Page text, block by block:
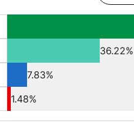
36.22%
7.83%
1.48%